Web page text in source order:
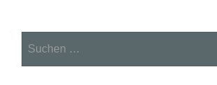
nach: